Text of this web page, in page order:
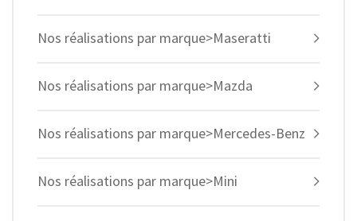
Nos réalisations par marque>Maseratti
Nos réalisations par marque>Mazda
Nos réalisations par marque>Mercedes-Benz
Nos réalisations par marque>Mini